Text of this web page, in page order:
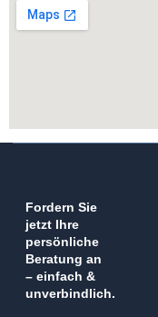
Fordern Sie
jetzt Ihre
persönliche
Beratung an
– einfach &
unverbindlich.